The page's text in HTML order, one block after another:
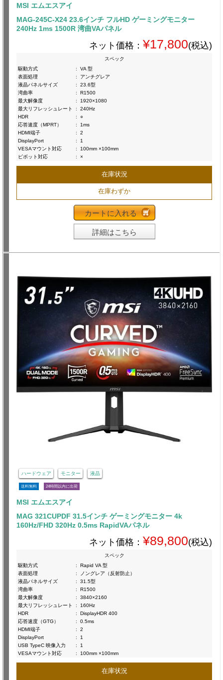
MSI エムエスアイ
MAG-245C-X24 23.6インチ フルHD ゲーミングモニター
240Hz 1ms 1500R 湾曲VAパネル
ネット価格： ¥17,800(税込)
スペック
駆動方式
:
VA 型
表面処理
:
アンチグレア
液晶パネルサイズ
:
23.6型
湾曲率
:
R1500
最大解像度
:
1920×1080
最大リフレッシュレート
:
240Hz
HDR
:
○
応答速度（MPRT）
:
1ms
HDMI端子
:
2
DisplayPort
:
1
VESAマウント対応
:
100mm ×100mm
ピボット対応
: ×
在庫状況
在庫わずか
カートに入れる
詳細はこちら
ハードウェア モニター 液晶
送料無料 24時間以内に出荷
MSI エムエスアイ
MAG 321CUPDF 31.5インチ ゲーミングモニター 4k
160Hz/FHD 320Hz 0.5ms RapidVAパネル
ネット価格： ¥89,800(税込)
スペック
駆動方式
:
Rapid VA 型
表面処理
:
ノングレア（反射防止）
液晶パネルサイズ
:
31.5型
湾曲率
:
R1500
最大解像度
:
3840×2160
最大リフレッシュレート
:
160Hz
HDR
:
DisplayHDR 400
応答速度（GTG）
:
0.5ms
HDMI端子
:
2
DisplayPort
:
1
USB TypeC 映像入力
:
1
VESAマウント対応
: 100mm ×100mm
在庫状況